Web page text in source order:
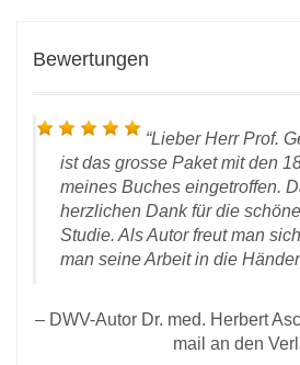
Bewertungen
Lieber Herr Prof.
ist das grosse Paket mit den
meines Buches eingetroffen.
herzlichen Dank für die
Studie. Als Autor freut man
man seine Arbeit in die
DWV-Autor Dr. med. Herbert
mail an den